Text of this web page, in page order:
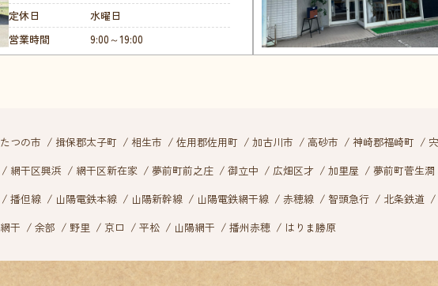
定休日
水曜日
営業時間
9:00～19:00
たつの市 揖保郡太子町 相生市 佐用郡佐用町 加古川市 高砂市 神崎郡福崎町
網干区興浜 網干区新在家 夢前町前之庄 御立中 広畑区才 加里屋
夢前町菅生澗
播但線 山陽電鉄本線 山陽新幹線 山陽電鉄網干線 赤穂線 智頭急行
北条鉄道
網干 余部 野里 京口 平松 山陽網干 播州赤穂 はりま勝原